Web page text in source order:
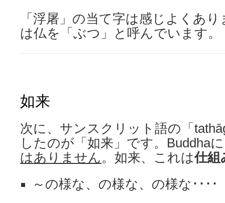
「浮屠」の当て字は感じよくあ
は仏を「ぶつ」と呼んでいます。
如来
次に、サンスクリット語の「
したのが「如来」です。Buddha
はありません 。如来、これは仕組
～の様な、の様な、の様な････